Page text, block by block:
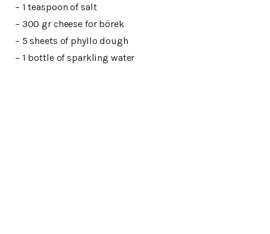
– 1 teaspoon of salt
– 300 gr cheese for börek
– 5 sheets of phyllo dough
– 1 bottle of sparkling water